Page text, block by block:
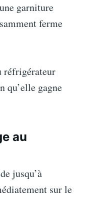
garniture
ferme
réfrigérateur
qu’elle gagne
au
jusqu’à
sur le